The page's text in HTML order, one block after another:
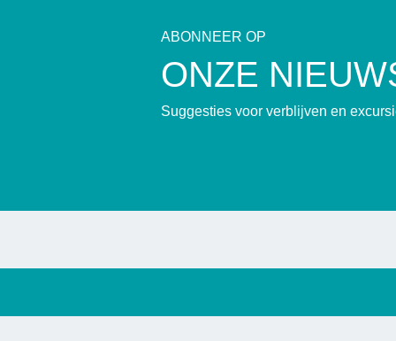
ABONNEER OP
ONZE
Suggesties voor verblijven en